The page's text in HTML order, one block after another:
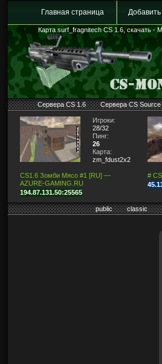
Главная страница
Карта surf_fragnitech CS 1.6, скачать -
Сервера CS 1.6 Сервера CS Source
Игроки:
28/32
Пинг:
26
Карта:
zm_fdust2x2
CS1.6 Зомби Мясо #1 [RU] —
AZURE-GAMING.RU
194.87.131.50:25565
#
public classic